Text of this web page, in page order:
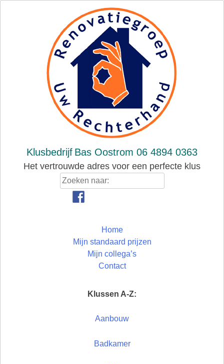
Klusbedrijf Bas Oostrom 06 4894 0363
Het vertrouwde adres voor een perfecte klus
Home
Mijn standaard prijzen
Mijn collega’s
Contact
Klussen A-Z:
Aanbouw
Badkamer